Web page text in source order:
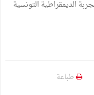
الديمقراطية التونسية
طباعة